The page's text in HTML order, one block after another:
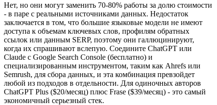
Нет, но они могут заменить 70-80% работы за долю стоимости
- в паре с реальными источниками данных. Недостаток
заключается в том, что большие языковые модели не имеют
доступа к объемам ключевых слов, профилям обратных
ссылок или данным SERP, поэтому они галлюцинируют,
когда их спрашивают вслепую. Соедините ChatGPT или
Claude с Google Search Console (бесплатно) и
специализированным инструментом, таким как Ahrefs или
Semrush, для сбора данных, и эта комбинация превзойдет
любой из подходов в отдельности. Для одиночных авторов
ChatGPT Plus ($20/месяц) плюс Frase ($39/месяц) - это самый
экономичный серьезный стек.